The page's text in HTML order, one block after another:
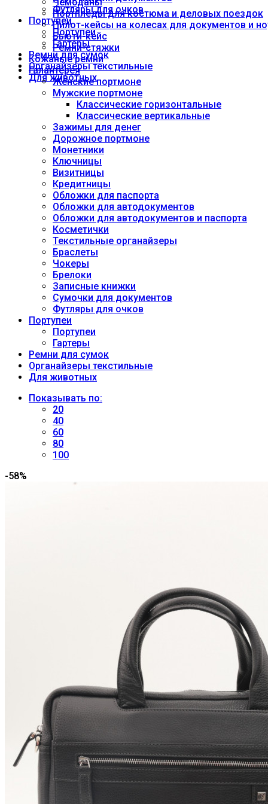
Футляры для очков
Портупеи
Портупеи
Гартеры
Ремни для сумок
Органайзеры текстильные
Для животных
Чемоданы
Портпледы для костюма и деловых поездок
Пилот-кейсы на колесах для документов и
Бьюти-кейс
Ремни-стяжки
Кожаные ремни
Галантерея
Женские портмоне
Мужские портмоне
Классические горизонтальные
Классические вертикальные
Зажимы для денег
Дорожное портмоне
Монетники
Ключницы
Визитницы
Кредитницы
Обложки для паспорта
Обложки для автодокументов
Обложки для автодокументов и паспорта
Косметички
Текстильные органайзеры
Браслеты
Чокеры
Брелоки
Записные книжки
Сумочки для документов
Футляры для очков
Портупеи
Портупеи
Гартеры
Ремни для сумок
Органайзеры текстильные
Для животных
Показывать по:
20
40
60
80
100
-58%